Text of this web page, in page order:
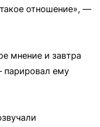
отношение», —
мнение и завтра
парировал ему